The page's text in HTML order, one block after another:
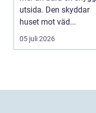
utsida. Den skyddar
huset mot väd...
05 juli 2026